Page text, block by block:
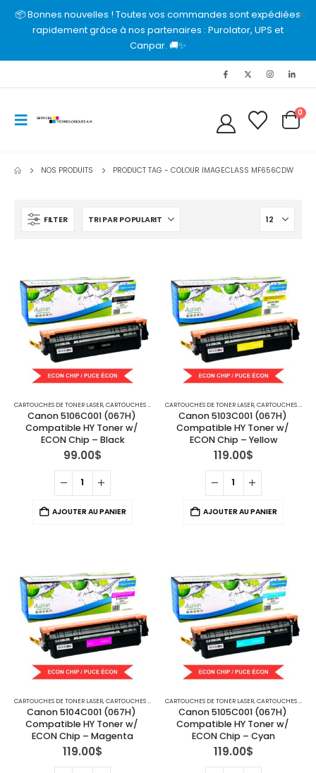
📦 Bonnes nouvelles ! Toutes vos commandes sont expédiées
rapidement grâce à nos partenaires : Purolator, UPS et
Canpar. 🚚✨
0
NOS PRODUITS PRODUCT TAG -COLOUR IMAGECLASS MF656CDW
FILTER
CARTOUCHES DE TONER LASER,CARTOUCHES POUR IMPRIMANTES CANON
Canon 5106C001 (067H)
Compatible HY Toner w/
ECON Chip – Black
99.00$
AJOUTER AU PANIER
CARTOUCHES DE TONER LASER,CARTOUCHES POUR IMPRIMANTES CANON
Canon 5103C001 (067H)
Compatible HY Toner w/
ECON Chip – Yellow
119.00$
AJOUTER AU PANIER
CARTOUCHES DE TONER LASER,CARTOUCHES POUR IMPRIMANTES CANON
Canon 5104C001 (067H)
Compatible HY Toner w/
ECON Chip – Magenta
119.00$
CARTOUCHES DE TONER LASER,CARTOUCHES POUR IMPRIMANTES CANON
Canon 5105C001 (067H)
Compatible HY Toner w/
ECON Chip – Cyan
119.00$